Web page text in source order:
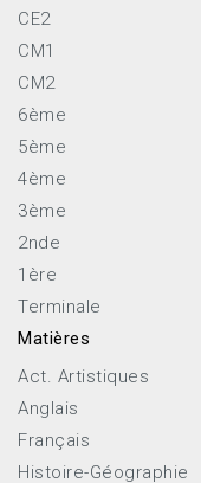
CE2
CM1
CM2
6ème
5ème
4ème
3ème
2nde
1ère
Terminale
Matières
Act. Artistiques
Anglais
Français
Histoire-Géographie